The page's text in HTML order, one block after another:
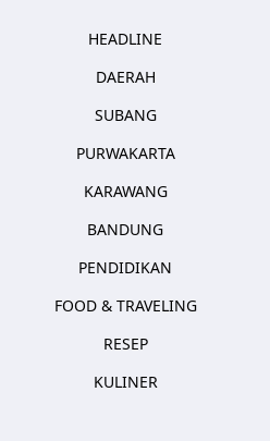
HEADLINE
DAERAH
SUBANG
PURWAKARTA
KARAWANG
BANDUNG
PENDIDIKAN
FOOD & TRAVELING
RESEP
KULINER